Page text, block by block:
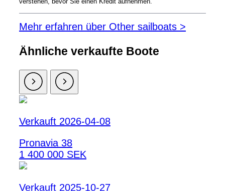
Mehr erfahren über Other sailboats >
Ähnliche verkaufte Boote
Verkauft 2026-04-08
Pronavia 38
1 400 000 SEK
Verkauft 2025-10-27